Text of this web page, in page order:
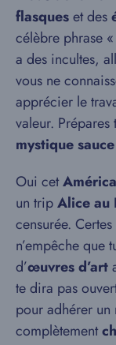
flasqueset des
célèbre phrase «
a des incultes,
vous ne
apprécier le
valeur.
mystique
Oui cet
un tripAlice au
censurée.
n’empêche que
d’œuvres d’art
te dira pas
pour adhérer un
complètement